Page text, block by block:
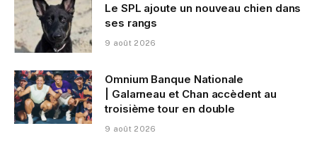
Le SPL ajoute un nouveau chien dans
ses rangs
9 août 2026
Omnium Banque Nationale
| Galarneau et Chan accèdent au
troisième tour en double
9 août 2026